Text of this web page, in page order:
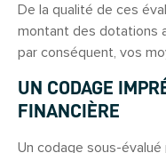
De la qualité de ces
montant des dotations
par conséquent, vos
UN CODAGE
FINANCIÈRE
Un codage sous-